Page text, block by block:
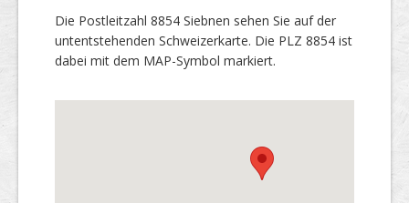
Die Postleitzahl 8854 Siebnen sehen Sie auf der
untentstehenden Schweizerkarte. Die PLZ 8854 ist
dabei mit dem MAP-Symbol markiert.